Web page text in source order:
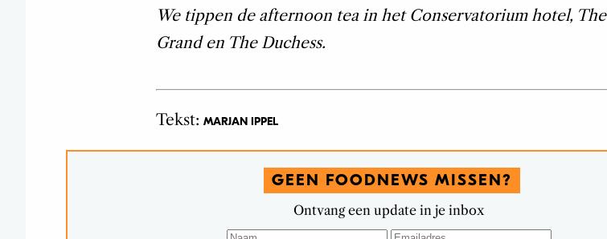
We tippen de afternoon tea in het Conservatorium hotel, The
Grand en The Duchess.
Tekst: MARJAN IPPEL
GEEN FOODNEWS MISSEN?
Ontvang een update in je inbox